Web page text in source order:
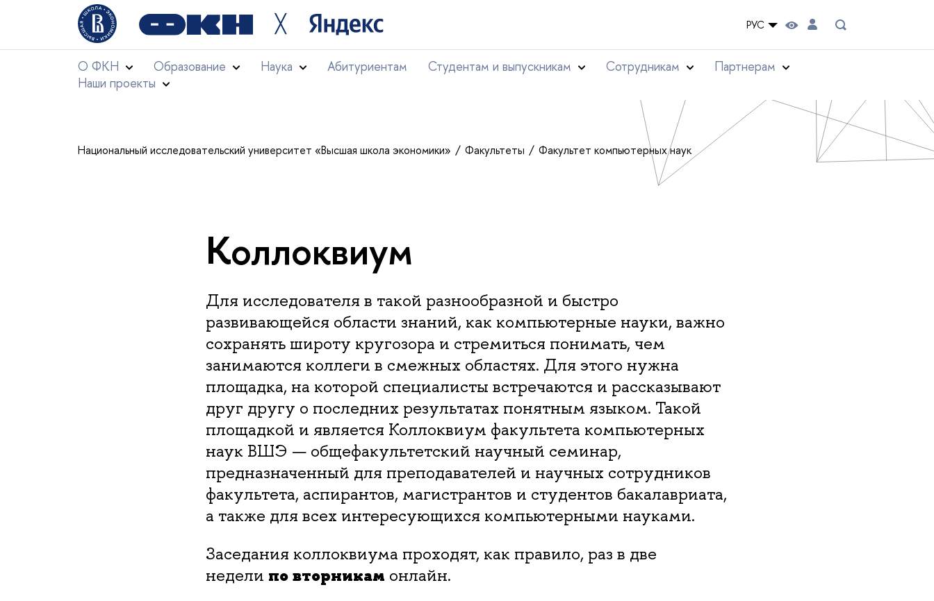
╳ РУС
О ФКН Образование Наука Абитуриентам Студентам и выпускникам Сотрудникам
Партнерам
Наши проекты
Национальный исследовательский университет «Высшая школа экономики» Факультеты Факультет компьютерных наук
Коллоквиум
Для исследователя в такой разнообразной и быстро
развивающейся области знаний, как компьютерные науки, важно
сохранять широту кругозора и стремиться понимать, чем
занимаются коллеги в смежных областях. Для этого нужна
площадка, на которой специалисты встречаются и рассказывают
друг другу о последних результатах понятным языком. Такой
площадкой и является Коллоквиум факультета компьютерных
наук ВШЭ — общефакультетский научный семинар,
предназначенный для преподавателей и научных сотрудников
факультета, аспирантов, магистрантов и студентов бакалавриата,
а также для всех интересующихся компьютерными науками.
Заседания коллоквиума проходят, как правило, раз в две
недели по вторникам онлайн.